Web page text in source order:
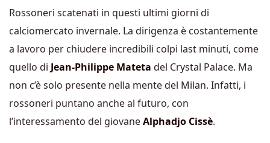
Rossoneri scatenati in questi ultimi giorni di
calciomercato invernale. La dirigenza è costantemente
a lavoro per chiudere incredibili colpi last minuti, come
quello di Jean-Philippe Mateta del Crystal Palace. Ma
non c’è solo presente nella mente del Milan. Infatti, i
rossoneri puntano anche al futuro, con
l’interessamento del giovaneAlphadjo Cissè.